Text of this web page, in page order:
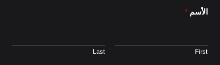
الأسم *
First
Last